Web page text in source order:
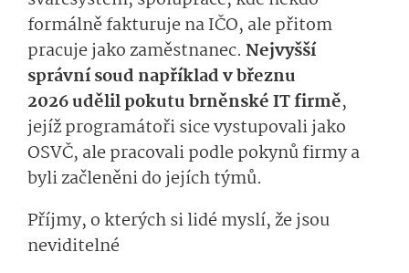
formálně fakturuje na IČO, ale přitom
pracuje jako zaměstnanec. Nejvyšší
správní soud například v březnu
2026 udělil pokutu brněnské IT firmě,
jejíž programátoři sice vystupovali jako
OSVČ, ale pracovali podle pokynů firmy a
byli začleněni do jejích týmů.
Příjmy, o kterých si lidé myslí, že jsou
neviditelné